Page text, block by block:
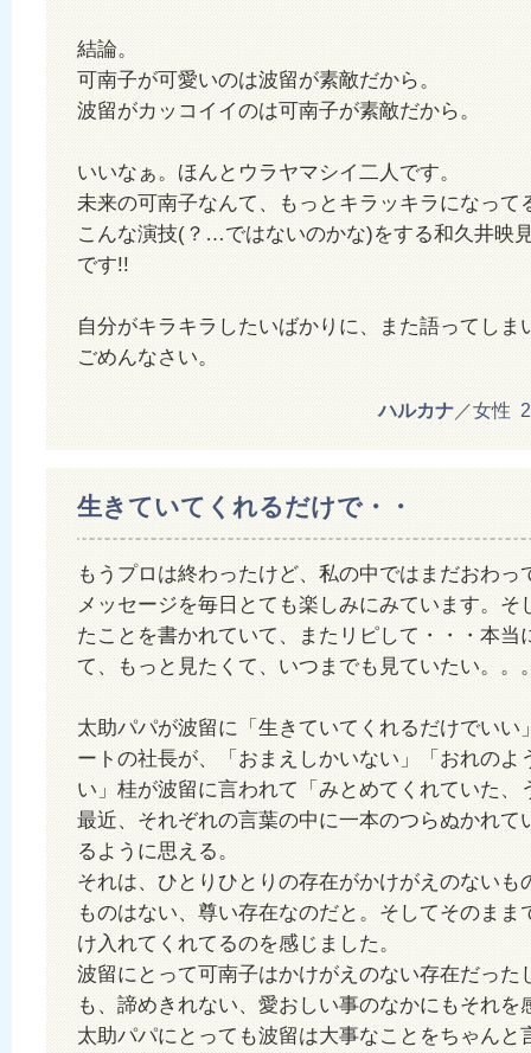
結論。
可南子が可愛いのは波留が素敵だから。
波留がカッコイイのは可南子が素敵だから。
いいなぁ。ほんとウラヤマシイ二人です。
未来の可南子なんて、もっとキラッキラになっ
こんな演技(？…ではないのかな)をする和久井映
です!!
自分がキラキラしたいばかりに、また語ってしま
ごめんなさい。
ハルカナ／女性
生きていてくれるだけで・・
もうプロは終わったけど、私の中ではまだおわっ
メッセージを毎日とても楽しみにみています。そ
たことを書かれていて、またリピして・・・本当
て、もっと見たくて、いつまでも見ていたい。。
太助パパが波留に「生きていてくれるだけでいい
ートの社長が、「おまえしかいない」「おれのよ
い」桂が波留に言われて「みとめてくれていた、
最近、それぞれの言葉の中に一本のつらぬかれて
るように思える。
それは、ひとりひとりの存在がかけがえのないも
ものはない、尊い存在なのだと。そしてそのまま
け入れてくれてるのを感じました。
波留にとって可南子はかけがえのない存在だった
も、諦めきれない、愛おしい事のなかにもそれを
太助パパにとっても波留は大事なことをちゃんと